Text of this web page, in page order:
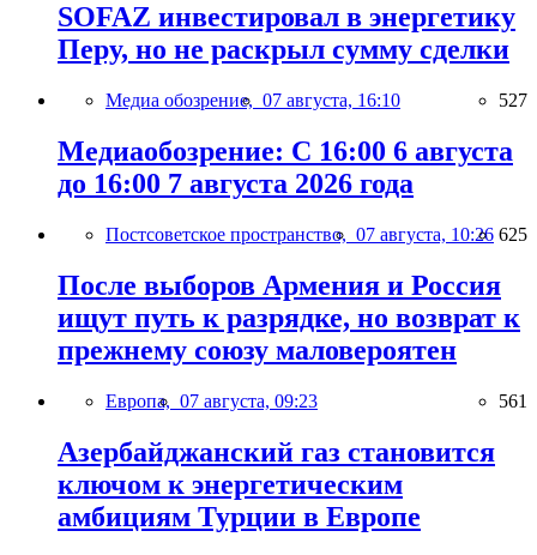
SOFAZ инвестировал в энергетику
Перу, но не раскрыл сумму сделки
Медиа обозрение, 07 августа, 16:10 527
Медиаобозрение: С 16:00 6 августа
до 16:00 7 августа 2026 года
Постсоветское пространство, 07 августа, 10:26 625
После выборов Армения и Россия
ищут путь к разрядке, но возврат к
прежнему союзу маловероятен
Европа, 07 августа, 09:23 561
Азербайджанский газ становится
ключом к энергетическим
амбициям Турции в Европе